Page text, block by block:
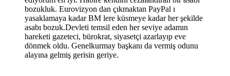
bozukluk. Eurovizyon dan çıkmaktan PayPal ı
yasaklamaya kadar BM lere küsmeye kadar her şekilde
asabı bozuk.Devleti temsil eden her seviye adamın
hareketi gazeteci, bürokrat, siyasetçi azarlayıp eve
dönmek oldu. Genelkurmay başkanı da vermiş odunu
alayına gelmiş gerisin geriye.